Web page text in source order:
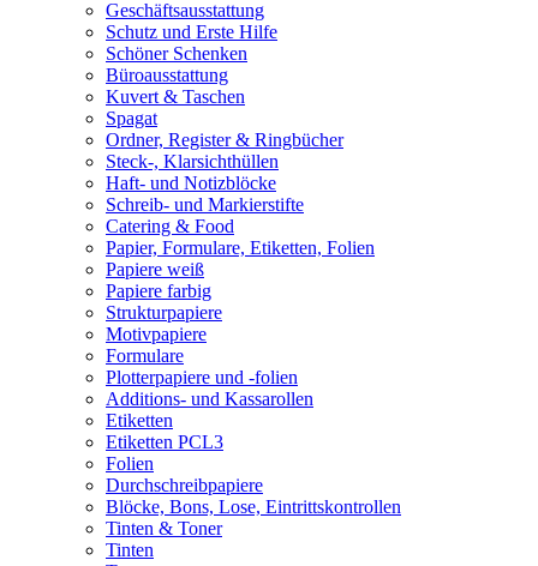
Geschäftsausstattung
Schutz und Erste Hilfe
Schöner Schenken
Büroausstattung
Kuvert & Taschen
Spagat
Ordner, Register & Ringbücher
Steck-, Klarsichthüllen
Haft- und Notizblöcke
Schreib- und Markierstifte
Catering & Food
Papier, Formulare, Etiketten, Folien
Papiere weiß
Papiere farbig
Strukturpapiere
Motivpapiere
Formulare
Plotterpapiere und -folien
Additions- und Kassarollen
Etiketten
Etiketten PCL3
Folien
Durchschreibpapiere
Blöcke, Bons, Lose, Eintrittskontrollen
Tinten & Toner
Tinten